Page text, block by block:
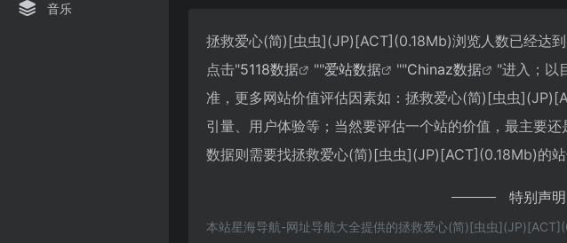
音乐
拯救爱心(简)[虫虫](JP)[ACT](0.18Mb)浏览人数已经达
点击"5118数据 ""爱站数据 ""Chinaz数据
"进入；以
准，更多网站价值评估因素如：拯救爱心(简)[虫虫
引量、用户体验等；当然要评估一个站的价值，最主要
数据则需要找拯救爱心(简)[虫虫](JP)[ACT](0.18Mb)的
特别声明
本站星海导航-网址导航大全提供的拯救爱心(简)[虫虫